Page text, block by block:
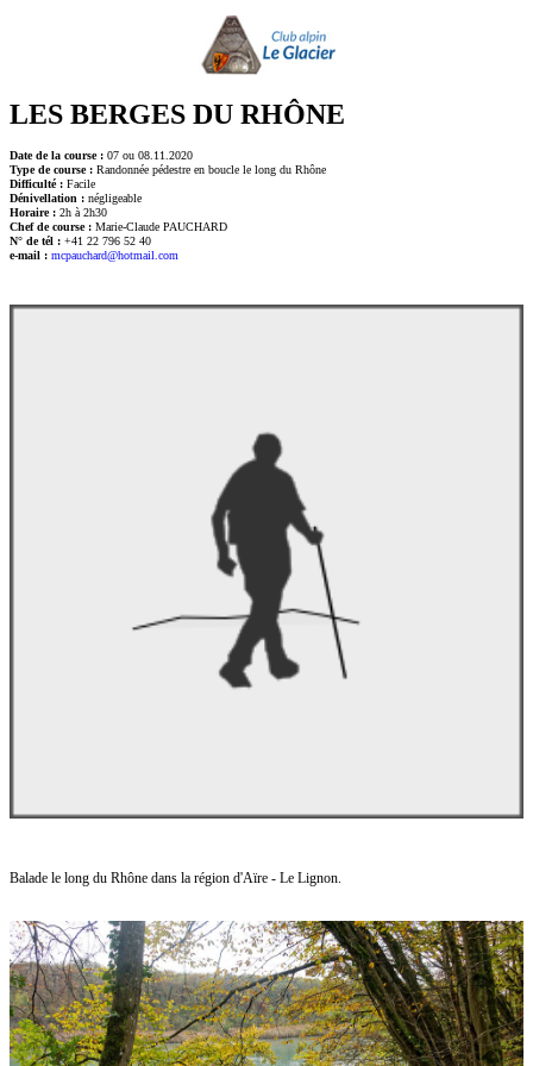
LES BERGES DU RHÔNE
Date de la course : 07 ou 08.11.2020
Type de course : Randonnée pédestre en boucle le long du Rhône
Difficulté : Facile
Dénivellation : négligeable
Horaire : 2h à 2h30
Chef de course : Marie-Claude PAUCHARD
N° de tél : +41 22 796 52 40
e-mail : mcpauchard@hotmail.com
Balade le long du Rhône dans la région d'Aïre - Le Lignon.